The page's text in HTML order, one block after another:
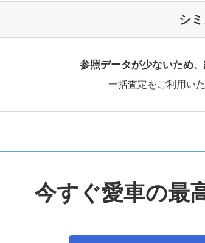
シ
参照データが少ないため
一括査定をご利用い
今すぐ愛車の最